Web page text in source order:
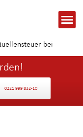
0221 999 832-10